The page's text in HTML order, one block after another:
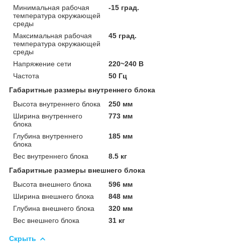
Минимальная рабочая
температура окружающей
среды
-15 град.
Максимальная рабочая
температура окружающей
среды
45 град.
Напряжение сети
220~240 В
Частота
50 Гц
Габаритные размеры внутреннего блока
Высота внутреннего блока
250 мм
Ширина внутреннего
блока
773 мм
Глубина внутреннего
блока
185 мм
Вес внутреннего блока
8.5 кг
Габаритные размеры внешнего блока
Высота внешнего блока
596 мм
Ширина внешнего блока
848 мм
Глубина внешнего блока
320 мм
Вес внешнего блока
31 кг
Скрыть